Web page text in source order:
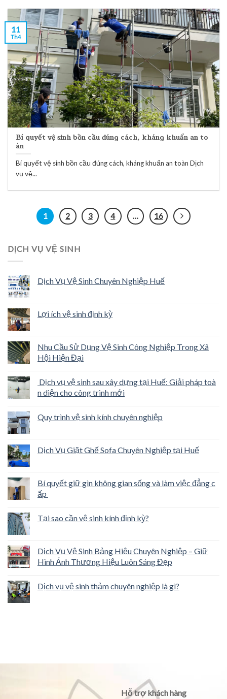
Bí quyết vệ sinh bồn cầu đúng cách, kháng khuẩn an to
àn
Bí quyết vệ sinh bồn cầu đúng cách, kháng khuẩn an toàn Dịch
vụ vệ...
11
Th4
1 2 3 4 … 16
DỊCH VỤ VỆ SINH
Dịch Vụ Vệ Sinh Chuyên Nghiệp Huế
Lợi ích vệ sinh định kỳ
Nhu Cầu Sử Dụng Vệ Sinh Công Nghiệp Trong Xã
Hội Hiện Đại
Dịch vụ vệ sinh sau xây dựng tại Huế: Giải pháp toà
n diện cho công trình mới
Quy trình vệ sinh kính chuyên nghiệp
Dịch Vụ Giặt Ghế Sofa Chuyên Nghiệp tại Huế
Bí quyết giữ gìn không gian sống và làm việc đẳng c
ấp
Tại sao cần vệ sinh kính định kỳ?
Dịch Vụ Vệ Sinh Bảng Hiệu Chuyên Nghiệp – Giữ
Hình Ảnh Thương Hiệu Luôn Sáng Đẹp
Dịch vụ vệ sinh thảm chuyên nghiệp là gì?
Hỗ trợ khách hàng